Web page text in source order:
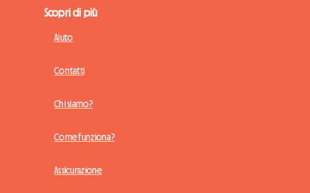
Scopri di più
Aiuto
Contatti
Chi siamo?
Come funziona?
Assicurazione